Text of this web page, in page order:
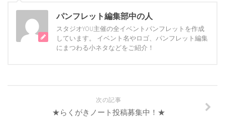
パンフレット編集部中の人
スタジオYOU主催の全イベントパンフレットを作成
しています。 イベント名やロゴ、パンフレット編集
にまつわる小ネタなどをご紹介！
次の記事
★らくがきノート投稿募集中！★